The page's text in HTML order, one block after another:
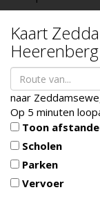
Kaart
Heerenberg
naar
Op 5 minuten
Toon
Scholen
Parken
Vervoer